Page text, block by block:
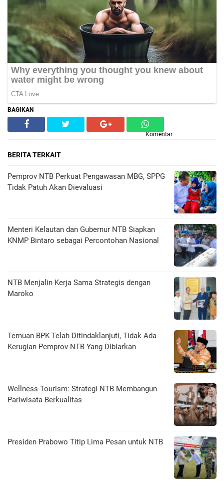
BAGIKAN
Komentar
BERITA TERKAIT
Pemprov NTB Perkuat Pengawasan MBG, SPPG
Tidak Patuh Akan Dievaluasi
Menteri Kelautan dan Gubernur NTB Siapkan
KNMP Bintaro sebagai Percontohan Nasional
NTB Menjalin Kerja Sama Strategis dengan
Maroko
Temuan BPK Telah Ditindaklanjuti, Tidak Ada
Kerugian Pemprov NTB Yang Dibiarkan
Wellness Tourism: Strategi NTB Membangun
Pariwisata Berkualitas
Presiden Prabowo Titip Lima Pesan untuk NTB